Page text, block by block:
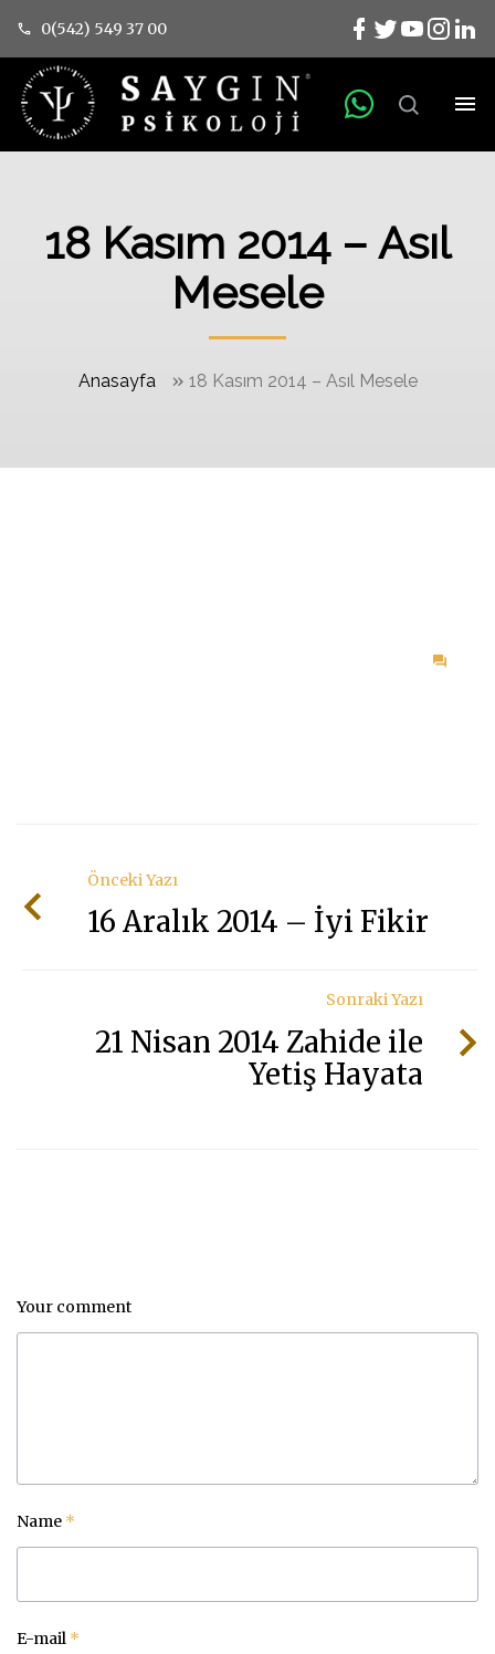
0(542) 549 37 00
18 Kasım 2014 – Asıl
Mesele
Anasayfa » 18 Kasım 2014 – Asıl Mesele
Önceki Yazı
16 Aralık 2014 – İyi Fikir
Sonraki Yazı
21 Nisan 2014 Zahide ile
Yetiş Hayata
Your comment
Name *
E-mail *